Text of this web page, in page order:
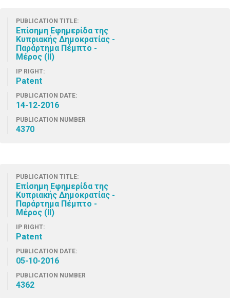
PUBLICATION TITLE:
Επίσημη Εφημερίδα της
Κυπριακής Δημοκρατίας -
Παράρτημα Πέμπτο -
Μέρος (ΙΙ)
IP RIGHT:
Patent
PUBLICATION DATE:
14-12-2016
PUBLICATION NUMBER
4370
PUBLICATION TITLE:
Επίσημη Εφημερίδα της
Κυπριακής Δημοκρατίας -
Παράρτημα Πέμπτο -
Μέρος (ΙΙ)
IP RIGHT:
Patent
PUBLICATION DATE:
05-10-2016
PUBLICATION NUMBER
4362